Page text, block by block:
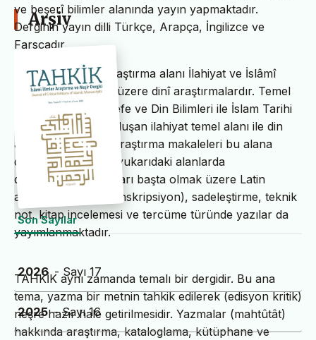
ve beşerî bilimler alanında yayın yapmaktadır.
Derginin yayın dilli Türkçe, Arapça, İngilizce ve
Farsçadır.
TAHKİK’in temel araştırma alanı İlahiyat ve İslâmî
ilimler başta olmak üzere dinî araştırmalardır. Temel
İslam Bilimleri, Felsefe ve Din Bilimleri ile İslam Tarihi
ve Sanatları’ndan oluşan ilahiyat temel alanı ile din
alanındaki bilimsel araştırma makaleleri bu alana
dâhildir. TAHKİK’te yukarıdaki alanlarda
değerlendirme yazıları başta olmak üzere Latin
alfabesine nakil (transkripsiyon), sadeleştirme, teknik
not, kitap incelemesi ve tercüme türünde yazılar da
yayımlanmaktadır.
TAHKİK aynı zamanda temalı bir dergidir. Bu ana
tema, yazma bir metnin tahkik edilerek (edisyon kritik)
neşre hazır hale getirilmesidir. Yazmalar (mahtûtât)
hakkında araştırma, kataloglama, kütüphane ve
Arşiv
Son Sayılar
2026 - Sayı 17
2025 - Sayı 16